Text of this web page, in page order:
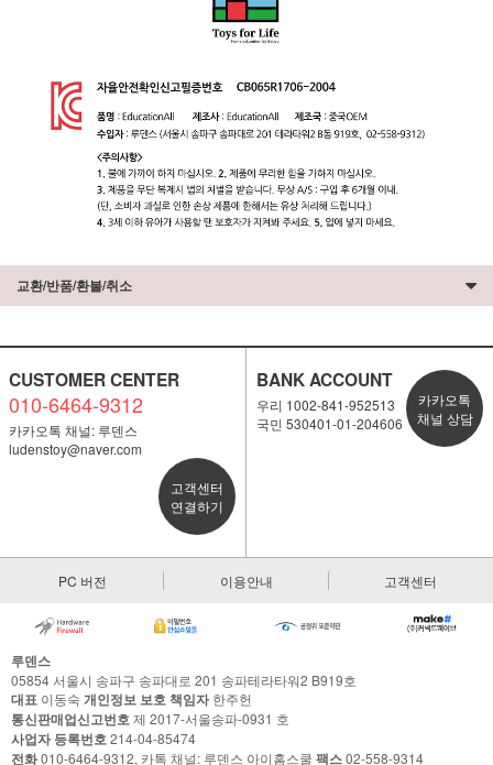
교환/반품/환불/취소
CUSTOMER CENTER
010-6464-9312
카카오톡 채널: 루덴스
ludenstoy@naver.com
고객센터
연결하기
BANK ACCOUNT
우리 1002-841-952513
국민 530401-01-204606
카카오톡
채널 상담
PC 버전 이용안내 고객센터
루덴스
05854 서울시 송파구 송파대로 201 송파테라타워2 B919호
대표 이동숙 개인정보 보호 책임자한주헌
통신판매업신고번호제 2017-서울송파-0931 호
사업자 등록번호214-04-85474
전화010-6464-9312, 카톡 채널: 루덴스 아이홈스쿨 팩스02-558-9314